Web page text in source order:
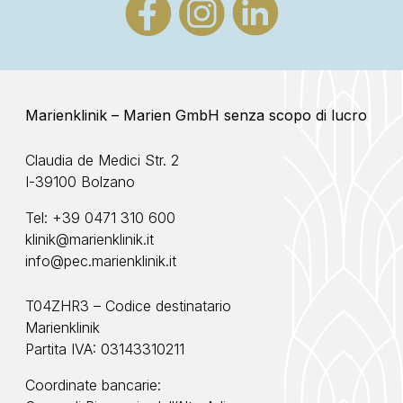
Marienklinik – Marien GmbH senza scopo di lucro
Claudia de Medici Str. 2
I-39100 Bolzano
Tel: +39 0471 310 600
klinik@marienklinik.it
info@pec.marienklinik.it
T04ZHR3 – Codice destinatario
Marienklinik
Partita IVA: 03143310211
Coordinate bancarie: